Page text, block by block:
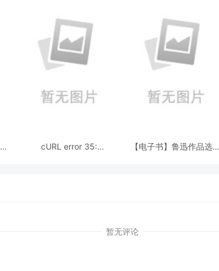
cURL error 35:
【电子书】鲁迅作品选：
暂无评论